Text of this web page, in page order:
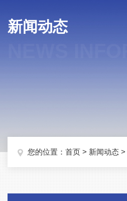
新闻动态
您的位置： 首页 > 新闻动态 >